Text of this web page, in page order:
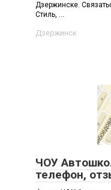
Дзержинске.
Стиль, ...
Дзержинск
ЧОУ
телефон,